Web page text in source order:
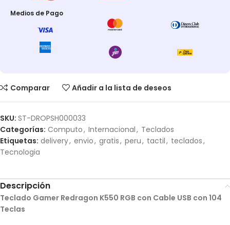
Medios de Pago
Comparar Añadir a la lista de deseos
SKU: ST-DROPSH000033
Categorías: Computo, Internacional, Teclados
Etiquetas: delivery, envio, gratis, peru, tactil, teclados,
Tecnologia
Descripción
Teclado Gamer Redragon K550 RGB con Cable USB con 104
Teclas